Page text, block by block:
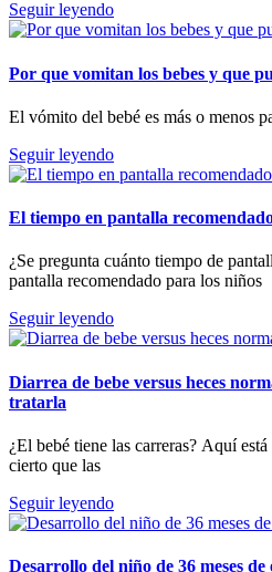
Seguir leyendo
Por que vomitan los bebes y que
El vómito del bebé es más o menos
Seguir leyendo
El tiempo en pantalla
¿Se pregunta cuánto tiempo de
pantalla recomendado para los niños
Seguir leyendo
Diarrea de bebe versus heces
tratarla
¿El bebé tiene las carreras? Aquí
cierto que las
Seguir leyendo
Desarrollo del niño de 36 meses de